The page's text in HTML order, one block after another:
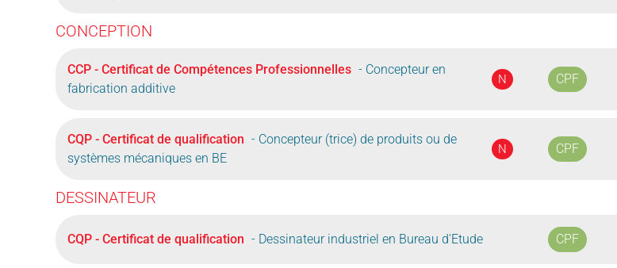
CONCEPTION
CCP - Certificat de Compétences Professionnelles - Concepteur en
fabrication additive
N CPF
CQP - Certificat de qualification - Concepteur (trice) de produits ou de
systèmes mécaniques en BE
N CPF
DESSINATEUR
CQP - Certificat de qualification - Dessinateur industriel en Bureau d'Etude CPF